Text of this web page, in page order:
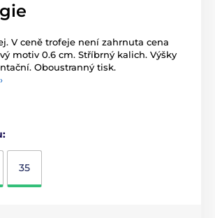
V ceně trofeje není zahrnuta cena
motiv 0.6 cm. Stříbrný kalich. Výšky
Oboustranný tisk.
35